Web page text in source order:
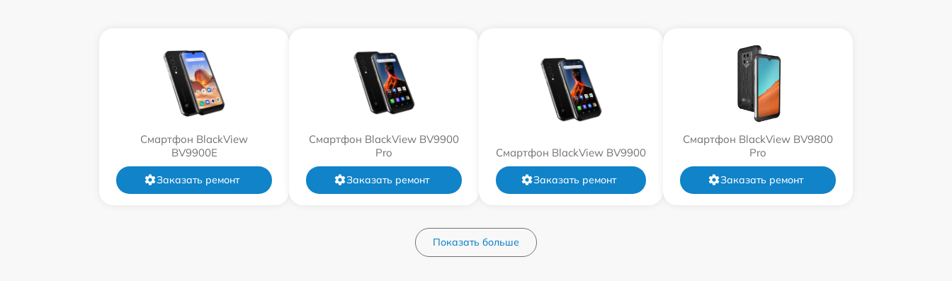
Смартфон BlackView
BV9900E
Заказать ремонт
Смартфон BlackView BV9900
Pro
Заказать ремонт
Смартфон BlackView BV9900
Заказать ремонт
Смартфон BlackView BV9800
Pro
Заказать ремонт
Показать больше